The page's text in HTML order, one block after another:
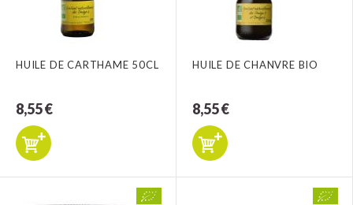
HUILE DE CARTHAME 50CL
8,55 €
HUILE DE CHANVRE BIO
8,55 €